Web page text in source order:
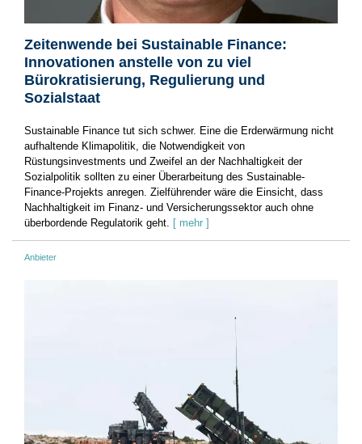
Zeitenwende bei Sustainable Finance:
Innovationen anstelle von zu viel
Bürokratisierung, Regulierung und
Sozialstaat
Sustainable Finance tut sich schwer. Eine die Erderwärmung nicht
aufhaltende Klimapolitik, die Notwendigkeit von
Rüstungsinvestments und Zweifel an der Nachhaltigkeit der
Sozialpolitik sollten zu einer Überarbeitung des Sustainable-
Finance-Projekts anregen. Zielführender wäre die Einsicht, dass
Nachhaltigkeit im Finanz- und Versicherungssektor auch ohne
überbordende Regulatorik geht. [ mehr ]
Anbieter